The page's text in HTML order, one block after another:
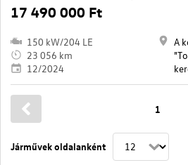
17 490 000 Ft
150 kW/204 LE
23 056 km
12/2024
A
Járművek oldalanként
1